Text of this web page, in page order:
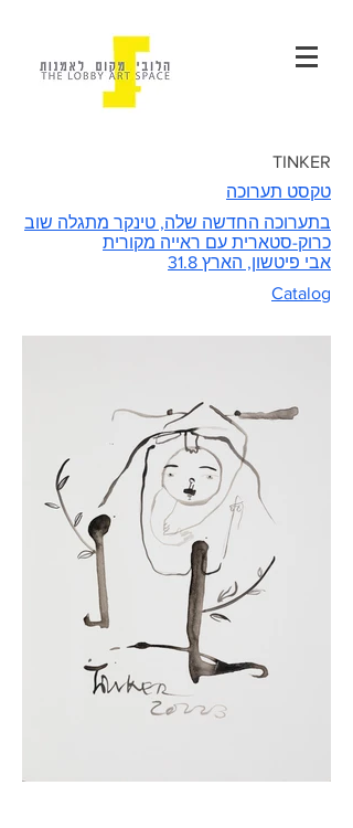
TINKER
טקסט תערוכה
בתערוכה החדשה שלה, טינקר מתגלה שוב
כרוק-סטארית עם ראייה מקורית
אבי פיטשון, הארץ 31.8
Catalog